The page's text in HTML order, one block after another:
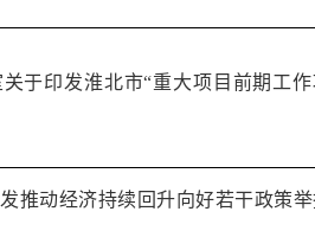
于印发淮北市“重大项目前期工
推动经济持续回升向好若干政策